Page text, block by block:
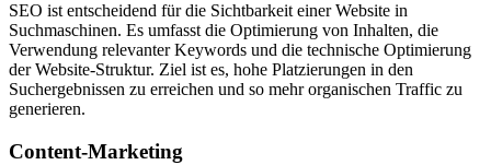
SEO ist entscheidend für die Sichtbarkeit einer Website in
Suchmaschinen. Es umfasst die Optimierung von Inhalten, die
Verwendung relevanter Keywords und die technische Optimierung
der Website-Struktur. Ziel ist es, hohe Platzierungen in den
Suchergebnissen zu erreichen und so mehr organischen Traffic zu
generieren.
Content-Marketing